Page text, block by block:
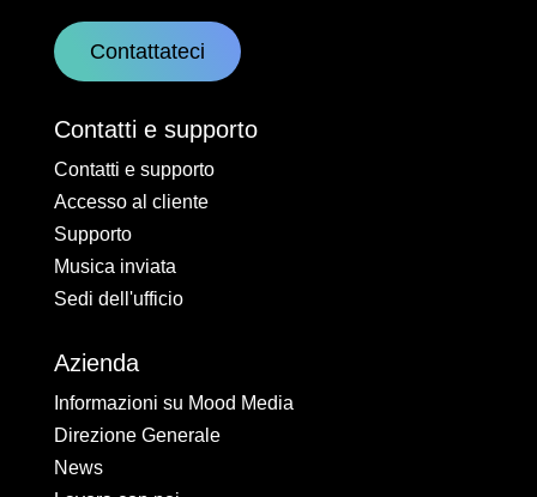
Contattateci
Contatti e supporto
Contatti e supporto
Accesso al cliente
Supporto
Musica inviata
Sedi dell'ufficio
Azienda
Informazioni su Mood Media
Direzione Generale
News